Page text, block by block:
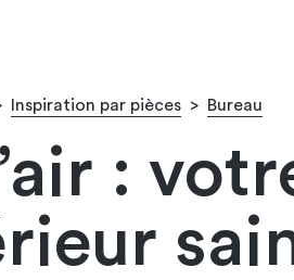
Inspiration par pièces > Bureau
: